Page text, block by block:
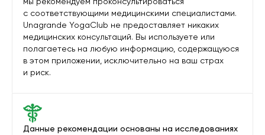
Данные рекомендации основаны на исследованиях
с соответствующими медицинскими специалистами.
Unagrande YogaClub не предоставляет никаких
медицинских консультаций. Вы используете или
полагаетесь на любую информацию, содержащуюся
в этом приложении, исключительно на ваш страх
и риск.